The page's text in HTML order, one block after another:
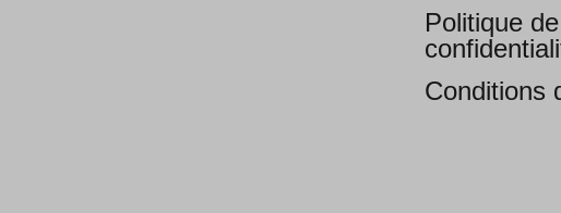
Politique de
Conditions